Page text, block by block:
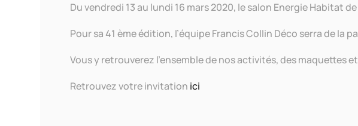
Du vendredi 13 au lundi 16 mars 2020, le salon Energie Habitat
Pour sa 41 ème édition, l’équipe Francis Collin Déco serra de la
Vous y retrouverez l’ensemble de nos activités, des maquettes
Retrouvez votre invitation ici